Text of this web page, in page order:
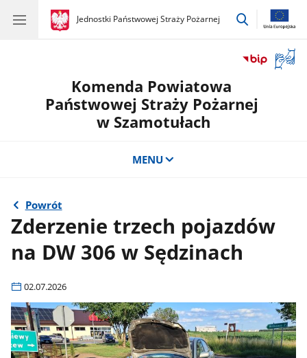
gov.pl
Jednostki Państwowej Straży Pożarnej
gov.pl
Jednostki
przejdź
okno
Komenda Powiatowa
Państwowej Straży Pożarnej
w Szamotułach
MENU
Powrót
Zderzenie trzech pojazdów
na DW 306 w Sędzinach
02.07.2026